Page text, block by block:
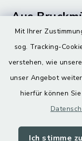
Mit Ihrer
sog. Tracking-
verstehen, wie
unser Angebot
hierfür können
Ich stimme zu
Aus
Digitaler